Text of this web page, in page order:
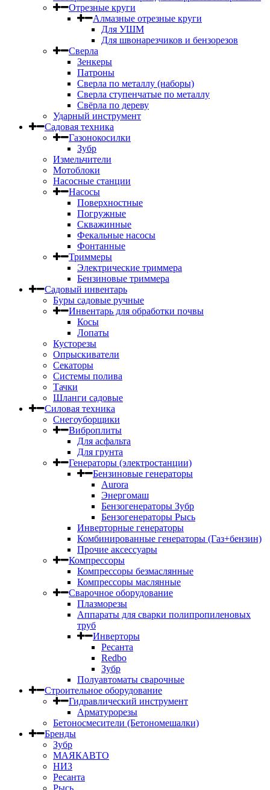
Отрезные круги
Алмазные отрезные круги
Для УШМ
Для швонарезчиков и бензорезов
Сверла
Зенкеры
Патроны
Сверла по металлу (наборы)
Сверла ступенчатые по металлу
Свёрла по дереву
Ударный инструмент
Садовая техника
Газонокосилки
Зубр
Измельчители
Мотоблоки
Насосные станции
Насосы
Поверхностные
Погружные
Скважинные
Фекальные насосы
Фонтанные
Триммеры
Электрические триммера
Бензиновые триммера
Садовый инвентарь
Буры садовые ручные
Инвентарь для обработки почвы
Косы
Лопаты
Кусторезы
Опрыскиватели
Секаторы
Системы полива
Тачки
Шланги садовые
Силовая техника
Снегоуборщики
Виброплиты
Для асфальта
Для грунта
Генераторы (электростанции)
Бензиновые генераторы
Aurora
Энергомаш
Бензогенераторы Зубр
Бензогенераторы Рысь
Инверторные генераторы
Комбинированные генераторы (Газ+бензин)
Прочие аксессуары
Компрессоры
Компрессоры безмаслянные
Компрессоры маслянные
Сварочное оборудование
Плазморезы
Аппараты для сварки полипропиленовых
труб
Инверторы
Ресанта
Redbo
Зубр
Полуавтоматы сварочные
Строительное оборудование
Гидравлический инструмент
Арматурорезы
Бетоносмесители (Бетономешалки)
Бренды
Зубр
МАЯКАВТО
НИЗ
Ресанта
Рысь